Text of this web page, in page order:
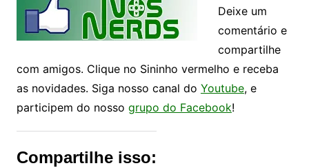
Deixe um
comentário e
compartilhe
com amigos. Clique no Sininho vermelho e receba
as novidades. Siga nosso canal do Youtube, e
participem do nosso grupo do Facebook!
Compartilhe isso: